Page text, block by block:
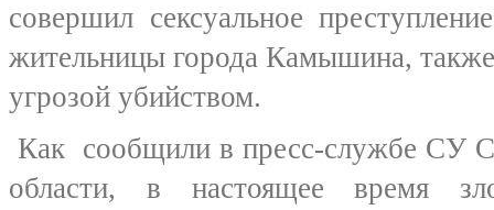
совершил сексуальное
жительницы города Камышина,
угрозой убийством.
Как сообщили в пресс-службе СУ
области, в настоящее время